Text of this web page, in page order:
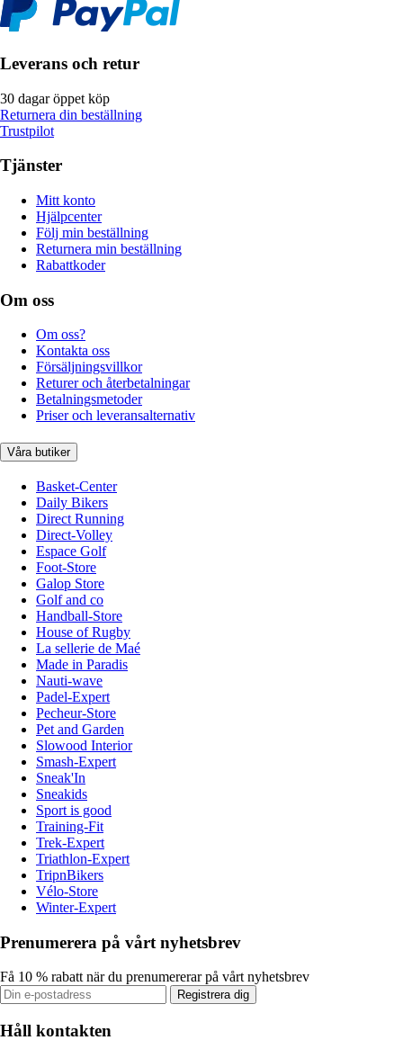
Leverans och retur
30 dagar öppet köp
Returnera din beställning
Trustpilot
Tjänster
Mitt konto
Hjälpcenter
Följ min beställning
Returnera min beställning
Rabattkoder
Om oss
Om oss?
Kontakta oss
Försäljningsvillkor
Returer och återbetalningar
Betalningsmetoder
Priser och leveransalternativ
Våra butiker
Basket-Center
Daily Bikers
Direct Running
Direct-Volley
Espace Golf
Foot-Store
Galop Store
Golf and co
Handball-Store
House of Rugby
La sellerie de Maé
Made in Paradis
Nauti-wave
Padel-Expert
Pecheur-Store
Pet and Garden
Slowood Interior
Smash-Expert
Sneak'In
Sneakids
Sport is good
Training-Fit
Trek-Expert
Triathlon-Expert
TripnBikers
Vélo-Store
Winter-Expert
Prenumerera på vårt nyhetsbrev
Få 10 % rabatt när du prenumererar på vårt nyhetsbrev
Registrera dig
Håll kontakten